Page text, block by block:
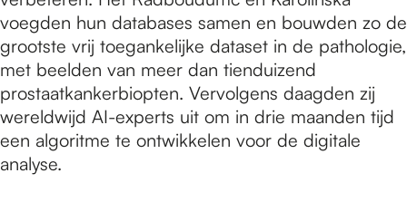
voegden hun databases samen en bouwden zo de
grootste vrij toegankelijke dataset in de pathologie,
met beelden van meer dan tienduizend
prostaatkankerbiopten. Vervolgens daagden zij
wereldwijd AI-experts uit om in drie maanden tijd
een algoritme te ontwikkelen voor de digitale
analyse.